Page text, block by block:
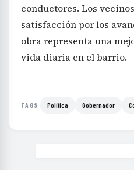
conductores. Los
satisfacción por los
obra representa una
vida diaria en el barrio.
TAGS Política Gobernador